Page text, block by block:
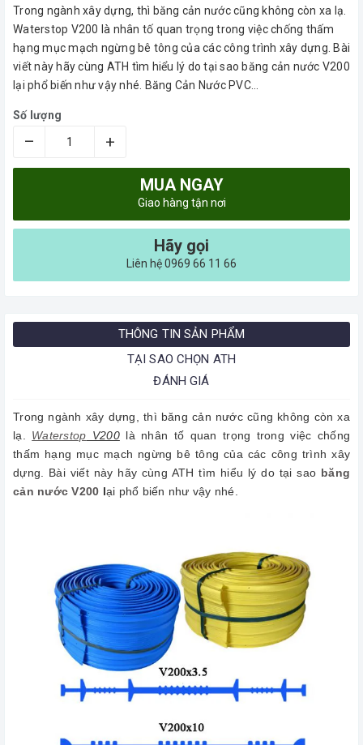
Trong ngành xây dựng, thì băng cản nước cũng không còn xa lạ.
Waterstop V200 là nhân tố quan trọng trong việc chống thấm
hạng mục mạch ngừng bê tông của các công trình xây dựng. Bài
viết này hãy cùng ATH tìm hiểu lý do tại sao băng cản nước V200
lại phổ biến như vậy nhé. Băng Cản Nước PVC...
Số lượng
– +
MUA NGAY
Giao hàng tận nơi
Hãy gọi
Liên hệ 0969 66 11 66
THÔNG TIN SẢN PHẨM
TẠI SAO CHỌN ATH
ĐÁNH GIÁ
Trong ngành xây dựng, thì băng cản nước cũng không còn xa
lạ. Waterstop V200là nhân tố quan trọng trong việc chống
thấm hạng mục mạch ngừng bê tông của các công trình xây
dựng. Bài viết này hãy cùng ATH tìm hiểu lý do tại sao băng
cản nước V200 lại phổ biến như vậy nhé.